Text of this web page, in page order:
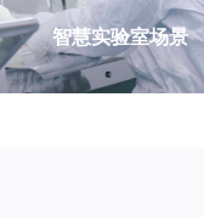
智慧实验室场景